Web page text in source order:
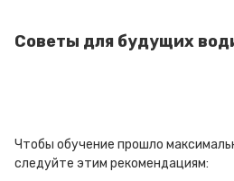
Советы для будущих
Чтобы обучение прошло
следуйте этим рекомендациям: